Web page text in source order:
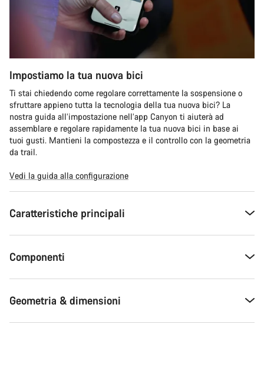
Impostiamo la tua nuova bici
Ti stai chiedendo come regolare correttamente la sospensione o
sfruttare appieno tutta la tecnologia della tua nuova bici? La
nostra guida all’impostazione nell’app Canyon ti aiuterà ad
assemblare e regolare rapidamente la tua nuova bici in base ai
tuoi gusti. Mantieni la compostezza e il controllo con la geometria
da trail.
Vedi la guida alla configurazione
Caratteristiche principali
Componenti
Geometria & dimensioni